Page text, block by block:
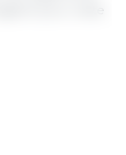
pour cette